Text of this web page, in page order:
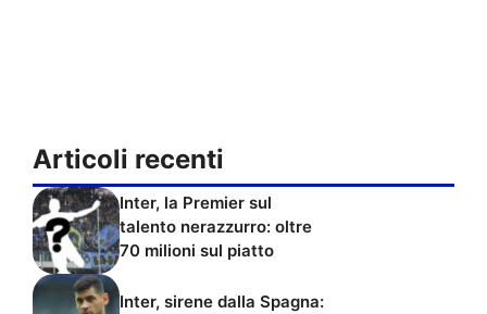
Articoli recenti
Inter, la Premier sul
talento nerazzurro: oltre
70 milioni sul piatto
Inter, sirene dalla Spagna: